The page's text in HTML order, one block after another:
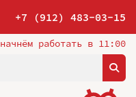
+7 (912) 483-03-15
начнём работать в 11:00